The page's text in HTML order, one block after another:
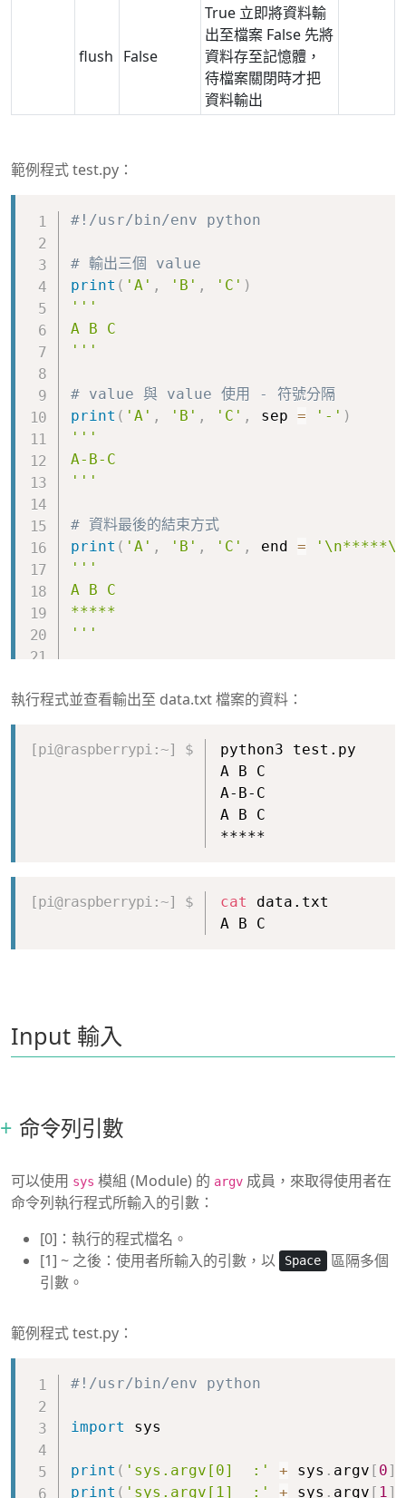
flush False
True 立即將資料輸
出至檔案 False 先將
資料存至記憶體，
待檔案關閉時才把
資料輸出
範例程式 test.py：
#!/usr/bin/env python
# 輸出三個 value
print ( 'A' , 'B' , 'C' )
'''
A B C
'''
# value 與 value 使用 - 符號分隔
print ( 'A' , 'B' , 'C' , sep = '-' )
'''
A-B-C
'''
# 資料最後的結束方式
print ( 'A' , 'B' , 'C' , end =
'''
A B C
*****
'''
print('A', 'B', 'C', file
執行程式並查看輸出至 data.txt 檔案的資料：
python3 test.py
A B C
A-B-C
A B C
*****
cat data.txt
A B C
Input 輸入
命令列引數
可以使用 sys 模組 (Module) 的 argv 成員，來取得使用者在
命令列執行程式所輸入的引數：
[0]：執行的程式檔名。
[1] ~ 之後：使用者所輸入的引數，以
Space 區隔多個
引數。
範例程式 test.py：
#!/usr/bin/env python
import sys
print ( 'sys.argv[0]  :' + sys . argv [ 0]
print ( 'sys.argv[1]  :' + sys . argv [ 1 ]